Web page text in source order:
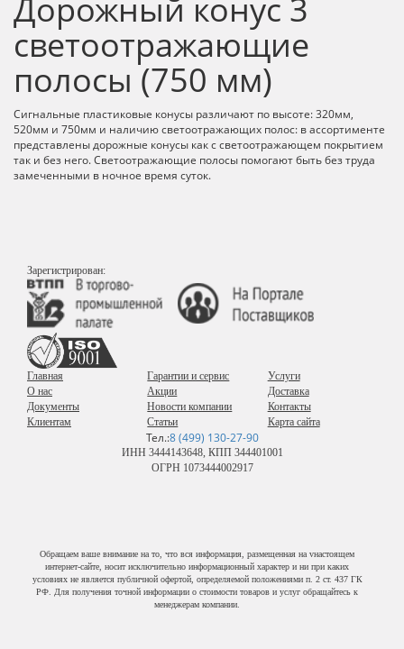
Дорожный конус 3
светоотражающие
полосы (750 мм)
Сигнальные пластиковые конусы различают по высоте: 320мм,
520мм и 750мм и наличию светоотражающих полос: в ассортименте
представлены дорожные конусы как с светоотражающем покрытием
так и без него. Светоотражающие полосы помогают быть без труда
замеченными в ночное время суток.
Зарегистрирован:
Главная
О нас
Документы
Клиентам
Гарантии и сервис
Акции
Новости компании
Статьи
Услуги
Доставка
Контакты
Карта сайта
Тел.:8 (499) 130-27-90
ИНН 3444143648, КПП 344401001
ОГРН 1073444002917
Обращаем ваше внимание на то, что вся информация, размещенная на vнастоящем
интернет-сайте, носит исключительно информационный характер и ни при каких
условиях не является публичной офертой, определяемой положениями п. 2 ст. 437 ГК
РФ. Для получения точной информации о стоимости товаров и услуг обращайтесь к
менеджерам компании.